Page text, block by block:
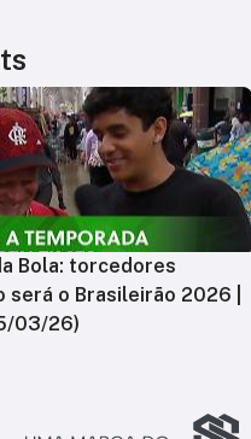
Bola: torcedores
será o Brasileirão 2026 |
03/26)